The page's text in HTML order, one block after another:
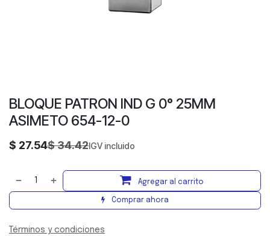
BLOQUE PATRON IND G 0° 25MM
ASIMETO 654-12-0
$ 27.54$34.42IGV incluido
Agregar al carrito
Comprar ahora
Términos y condiciones